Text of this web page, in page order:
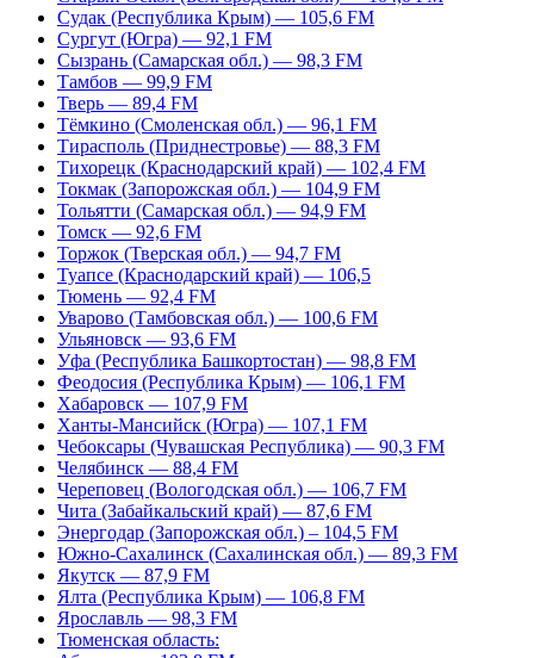
Судак (Республика Крым) — 105,6 FM
Сургут (Югра) — 92,1 FM
Сызрань (Самарская обл.) — 98,3 FM
Тамбов — 99,9 FM
Тверь — 89,4 FM
Тёмкино (Смоленская обл.) — 96,1 FM
Тирасполь (Приднестровье) — 88,3 FM
Тихорецк (Краснодарский край) — 102,4 FM
Токмак (Запорожская обл.) — 104,9 FM
Тольятти (Самарская обл.) — 94,9 FM
Томск — 92,6 FM
Торжок (Тверская обл.) — 94,7 FM
Туапсе (Краснодарский край) — 106,5
Тюмень — 92,4 FM
Уварово (Тамбовская обл.) — 100,6 FM
Ульяновск — 93,6 FM
Уфа (Республика Башкортостан) — 98,8 FM
Феодосия (Республика Крым) — 106,1 FM
Хабаровск — 107,9 FM
Ханты-Мансийск (Югра) — 107,1 FM
Чебоксары (Чувашская Республика) — 90,3 FM
Челябинск — 88,4 FM
Череповец (Вологодская обл.) — 106,7 FM
Чита (Забайкальский край) — 87,6 FM
Энергодар (Запорожская обл.) – 104,5 FM
Южно-Сахалинск (Сахалинская обл.) — 89,3 FM
Якутск — 87,9 FM
Ялта (Республика Крым) — 106,8 FM
Ярославль — 98,3 FM
Тюменская область: